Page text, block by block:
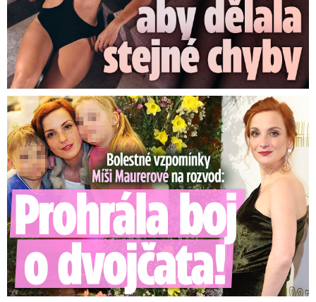
Bolestné vzpomínky Míši Maurerové: Prohrála boj o dvojčata!